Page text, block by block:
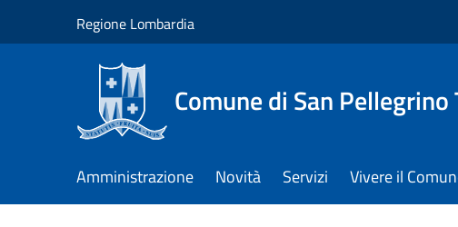
Regione Lombardia
Comune di San Pellegrino
Amministrazione Novità Servizi Vivere il